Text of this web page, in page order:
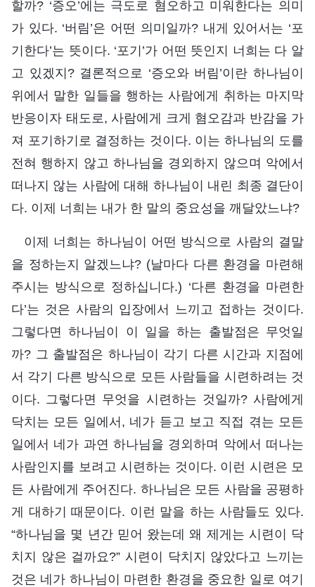
할까? ‘증오’에는 극도로 혐오하고 미워한다는 의미
가 있다. ‘버림’은 어떤 의미일까? 내게 있어서는 ‘포
기한다’는 뜻이다. ‘포기’가 어떤 뜻인지 너희는 다 알
고 있겠지? 결론적으로 ‘증오와 버림’이란 하나님이
위에서 말한 일들을 행하는 사람에게 취하는 마지막
반응이자 태도로, 사람에게 크게 혐오감과 반감을 가
져 포기하기로 결정하는 것이다. 이는 하나님의 도를
전혀 행하지 않고 하나님을 경외하지 않으며 악에서
떠나지 않는 사람에 대해 하나님이 내린 최종 결단이
다. 이제 너희는 내가 한 말의 중요성을 깨달았느냐?
이제 너희는 하나님이 어떤 방식으로 사람의 결말
을 정하는지 알겠느냐? (날마다 다른 환경을 마련해
주시는 방식으로 정하십니다.) ‘다른 환경을 마련한
다’는 것은 사람의 입장에서 느끼고 접하는 것이다.
그렇다면 하나님이 이 일을 하는 출발점은 무엇일
까? 그 출발점은 하나님이 각기 다른 시간과 지점에
서 각기 다른 방식으로 모든 사람들을 시련하려는 것
이다. 그렇다면 무엇을 시련하는 것일까? 사람에게
닥치는 모든 일에서, 네가 듣고 보고 직접 겪는 모든
일에서 네가 과연 하나님을 경외하며 악에서 떠나는
사람인지를 보려고 시련하는 것이다. 이런 시련은 모
든 사람에게 주어진다. 하나님은 모든 사람을 공평하
게 대하기 때문이다. 이런 말을 하는 사람들도 있다.
“하나님을 몇 년간 믿어 왔는데 왜 제게는 시련이 닥
치지 않은 걸까요?” 시련이 닥치지 않았다고 느끼는
것은 네가 하나님이 마련한 환경을 중요한 일로 여기